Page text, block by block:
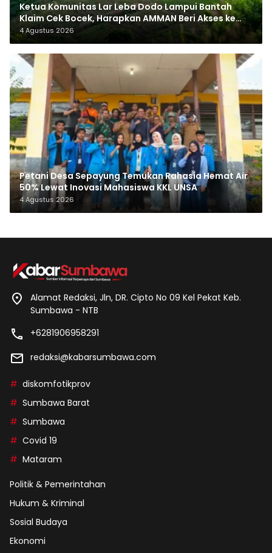
Ketua Komunitas Lar Leba Dodo Lampui Bantah
Klaim Cek Bocek, Harapkan AMMAN Beri Akses ke
Makam Leluhur
4 Agustus 2026
Petani Desa Sepayung Temukan Rahasia Hemat Air
50% Lewat Inovasi Mahasiswa KKL UNSA
4 Agustus 2026
Alamat Redaksi, Jln, DR. Cipto No 09 Kel Pekat Keb.
Sumbawa - NTB
+6281906958291
redaksi@kabarsumbawa.com
diskomfotikprov
Sumbawa Barat
Sumbawa
Covid 19
Mataram
Politik & Pemerintahan
Hukum & Kriminal
Sosial Budaya
Ekonomi